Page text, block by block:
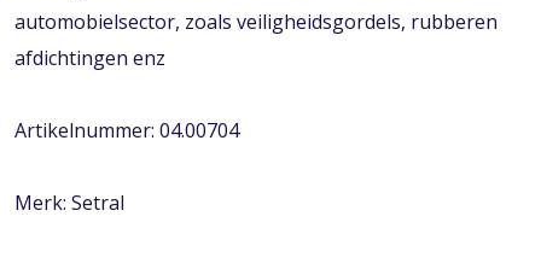
automobielsector, zoals veiligheidsgordels, rubberen
afdichtingen enz
Artikelnummer: 04.00704
Merk: Setral